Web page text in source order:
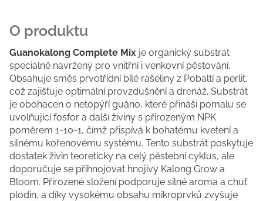
Guanokalong Complete Mix je organický substrát
speciálně navržený pro vnitřní i venkovní pěstování.
Obsahuje směs prvotřídní bílé rašeliny z Pobaltí a perlit,
což zajišťuje optimální provzdušnění a drenáž. Substrát
je obohacen o netopýří guáno, které přináší pomalu se
uvolňující fosfor a další živiny s přirozeným NPK
poměrem 1-10-1, čímž přispívá k bohatému kvetení a
silnému kořenovému systému. Tento substrát poskytuje
dostatek živin teoreticky na celý pěstební cyklus, ale
doporučuje se přihnojovat hnojivy Kalong Grow a
Bloom. Přirozené složení podporuje silné aroma a chuť
plodin, a díky vysokému obsahu mikroprvků zvyšuje